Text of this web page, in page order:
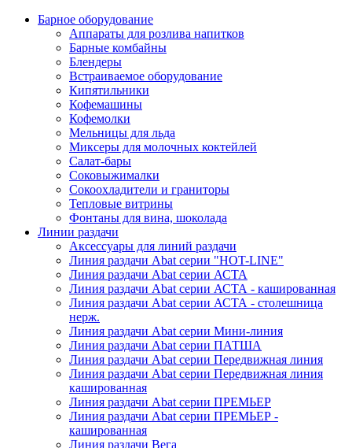
Барное оборудование
Аппараты для розлива напитков
Барные комбайны
Блендеры
Встраиваемое оборудование
Кипятильники
Кофемашины
Кофемолки
Мельницы для льда
Миксеры для молочных коктейлей
Салат-бары
Соковыжималки
Сокоохладители и граниторы
Тепловые витрины
Фонтаны для вина, шоколада
Линии раздачи
Аксессуары для линий раздачи
Линия раздачи Abat серии "HOT-LINE"
Линия раздачи Abat серии АСТА
Линия раздачи Abat серии АСТА - кашированная
Линия раздачи Abat серии АСТА - столешница
нерж.
Линия раздачи Abat серии Мини-линия
Линия раздачи Abat серии ПАТША
Линия раздачи Abat серии Передвижная линия
Линия раздачи Abat серии Передвижная линия
кашированная
Линия раздачи Abat серии ПРЕМЬЕР
Линия раздачи Abat серии ПРЕМЬЕР -
кашированная
Линия раздачи Вега